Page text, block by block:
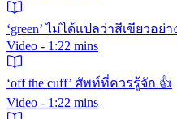
‘green’ ไม่ได้แปลว่าสีเขียวอย่
Video - 1:22 mins
‘off the cuff’ ศัพท์ที่ควรรู้จัก 👍
Video - 1:22 mins